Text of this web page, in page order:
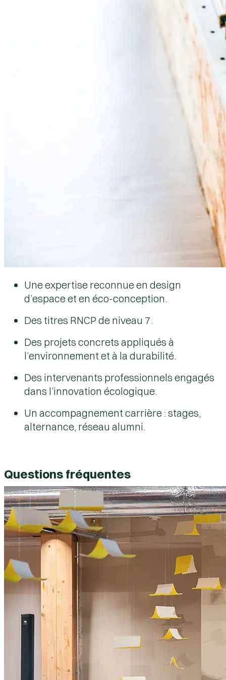
Une expertise reconnue en design
d’espace et en éco-conception.
Des titres RNCP de niveau 7.
Des projets concrets appliqués à
l’environnement et à la durabilité.
Des intervenants professionnels engagés
dans l’innovation écologique.
Un accompagnement carrière : stages,
alternance, réseau alumni.
Questions fréquentes